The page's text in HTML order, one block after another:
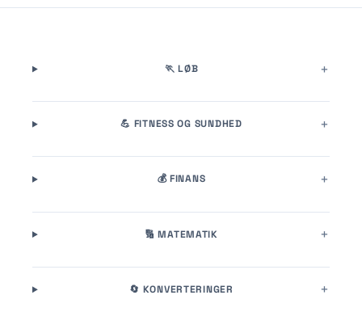
🏃 LØB
💪 FITNESS OG SUNDHED
💰 FINANS
🔢 MATEMATIK
🔄 KONVERTERINGER